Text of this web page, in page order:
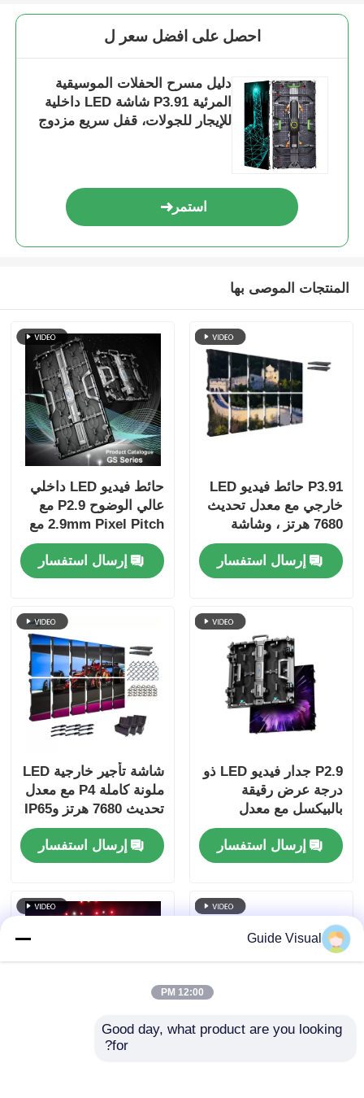
احصل على افضل سعر ل
دليل مسرح الحفلات الموسيقية
المرئية P3.91 شاشة LED داخلية
للإيجار للجولات، قفل سريع مزدوج
استمر
المنتجات الموصى بها
P3.91 حائط فيديو LED
خارجي مع معدل تحديث
7680 هرتز ، وشاشة
ملونة كاملة ، وحماية
IP65 للحفلات الموسيقية
والأحداث المسرحية
إرسال استفسار
حائط فيديو LED داخلي
عالي الوضوح P2.9 مع
2.9mm Pixel Pitch مع
معدل تحديث 3840 هرتز
و 4500cd / sqm
Brightness
إرسال استفسار
P2.9 جدار فيديو LED ذو
درجة عرض رقيقة
بالبيكسل مع معدل
تحديث عالي 7680 هرتز
وحماية طاقة وإشارة
مزدوجة لأحداث المسرح
إرسال استفسار
شاشة تأجير خارجية LED
ملونة كاملة P4 مع معدل
تحديث 7680 هرتز وIP65
مقاومة للماء لعرض جدار
الفيديو عالي الدقة
إرسال استفسار
Guide Visual
12:00 PM
Good day, what product are you looking
for?